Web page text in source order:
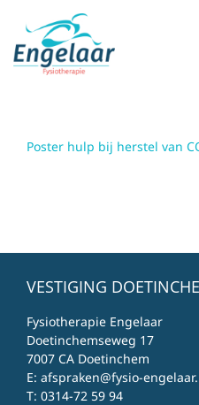
content
Poster hulp bij herstel van
VESTIGING
Fysiotherapie Engelaar
Doetinchemseweg 17
7007 CA Doetinchem
E: afspraken@fysio-
T: 0314-72 59 94